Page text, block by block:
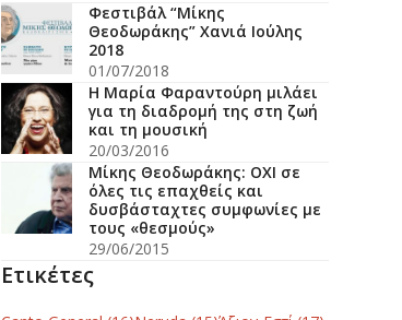
Φεστιβάλ “Μίκης
Θεοδωράκης” Χανιά Ιούλης
2018
01/07/2018
Η Μαρία Φαραντούρη μιλάει
για τη διαδρομή της στη ζωή
και τη μουσική
20/03/2016
Μίκης Θεοδωράκης: ΟΧΙ σε
όλες τις επαχθείς και
δυσβάσταχτες συμφωνίες με
τους «θεσμούς»
29/06/2015
Ετικέτες